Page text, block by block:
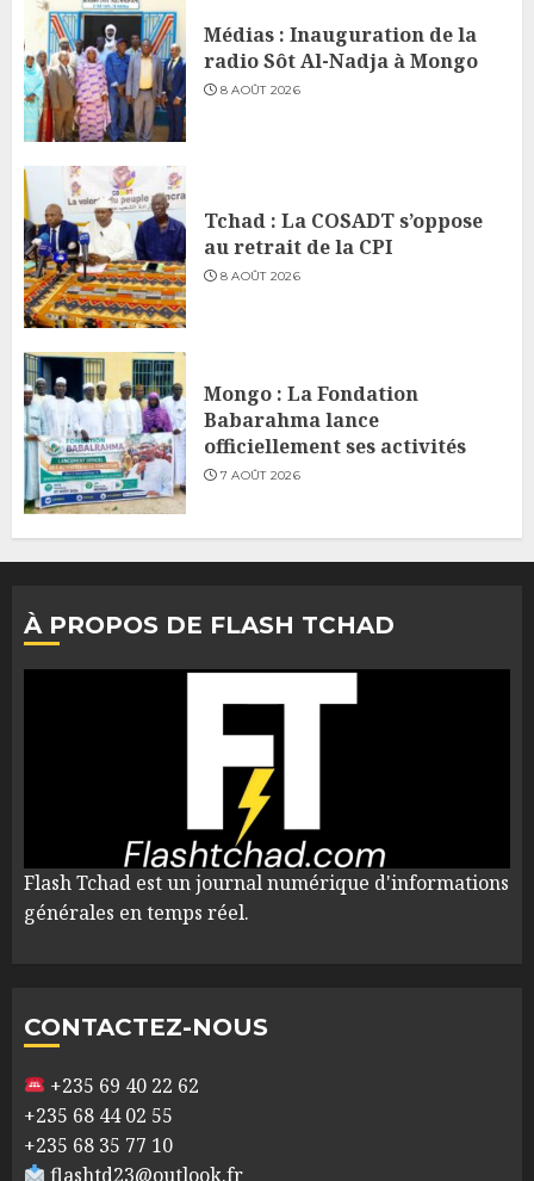
Médias : Inauguration de la
radio Sôt Al-Nadja à Mongo
8 AOÛT 2026
Tchad : La COSADT s’oppose
au retrait de la CPI
8 AOÛT 2026
Mongo : La Fondation
Babarahma lance
officiellement ses activités
7 AOÛT 2026
À PROPOS DE FLASH TCHAD
Flash Tchad est un journal numérique d'informations
générales en temps réel.
CONTACTEZ-NOUS
+235 69 40 22 62
+235 68 44 02 55
+235 68 35 77 10
flashtd23@outlook.fr